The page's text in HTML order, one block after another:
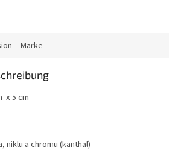
Marke
x 5 cm
niklu a chromu (kanthal)